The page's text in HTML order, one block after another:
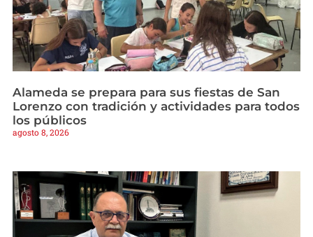
Alameda se prepara para sus fiestas de San
Lorenzo con tradición y actividades para todos
los públicos
agosto 8, 2026